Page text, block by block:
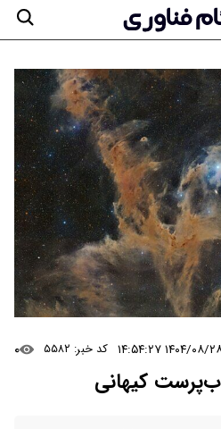
۰۸/۲۸ ۱۴:۵۴:۲۷ کد خبر: ۵۵۸۲ ۰
کیهانی